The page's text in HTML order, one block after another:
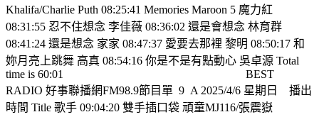
Khalifa/Charlie Puth 08:25:41 Memories Maroon 5 魔力紅
08:31:55 忍不住想念 李佳薇 08:36:02 還是會想念 林育群
08:41:24 還是想念 家家 08:47:37 愛要去那裡 黎明 08:50:17 和
妳月亮上跳舞 高真 08:54:16 你是不是有點動心 吳卓源 Total
time is 60:01
BEST
RADIO 好事聯播網FM98.9節目單 9 A 2025/4/6 星期日
播出
時間 Title 歌手 09:04:20 雙手插口袋 頑童MJ116/張震嶽